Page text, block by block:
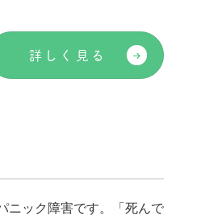
詳しく見る
ニック障害です。「死んで